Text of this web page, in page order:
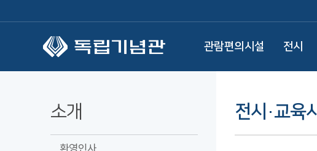
관람편의시설 전시
소개 전시·교육